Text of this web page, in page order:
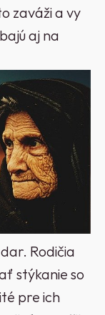
zaváži a vy
aj na
Rodičia
stýkanie so
pre ich